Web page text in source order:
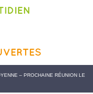
– PROCHAINE RÉUNION LE